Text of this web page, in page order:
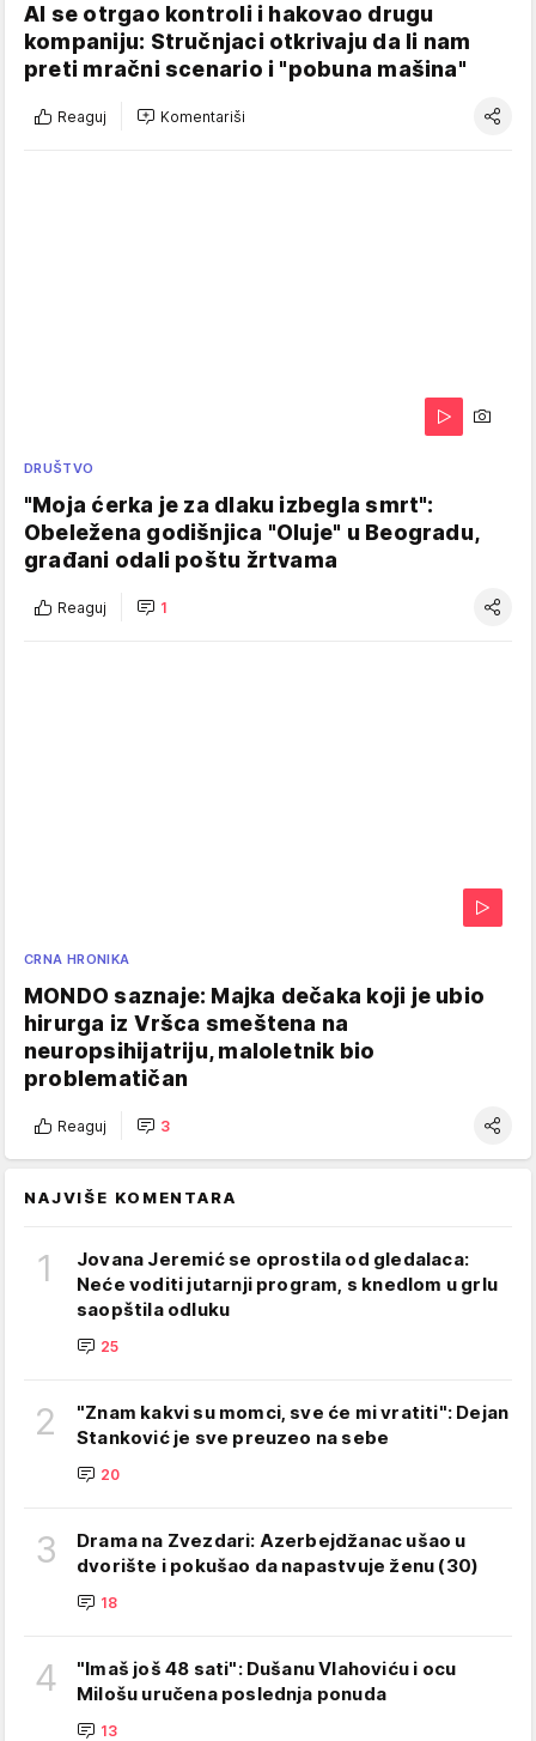
AI se otrgao kontroli i hakovao drugu
kompaniju: Stručnjaci otkrivaju da li nam
preti mračni scenario i "pobuna mašina"
Reaguj Komentariši
DRUŠTVO
"Moja ćerka je za dlaku izbegla smrt":
Obeležena godišnjica "Oluje" u Beogradu,
građani odali poštu žrtvama
Reaguj 1
CRNA HRONIKA
MONDO saznaje: Majka dečaka koji je ubio
hirurga iz Vršca smeštena na
neuropsihijatriju, maloletnik bio
problematičan
Reaguj 3
NAJVIŠE KOMENTARA
1
Jovana Jeremić se oprostila od gledalaca:
Neće voditi jutarnji program, s knedlom u grlu
saopštila odluku
25
2
"Znam kakvi su momci, sve će mi vratiti": Dejan
Stanković je sve preuzeo na sebe
20
3
Drama na Zvezdari: Azerbejdžanac ušao u
dvorište i pokušao da napastvuje ženu (30)
18
4
"Imaš još 48 sati": Dušanu Vlahoviću i ocu
Milošu uručena poslednja ponuda
13